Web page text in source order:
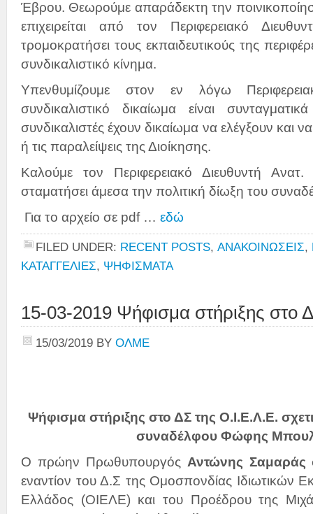
Έβρου. Θεωρούμε απαράδεκτη την
επιχειρείται από τον Περιφερειακό
τρομοκρατήσει τους εκπαιδευτικούς της
συνδικαλιστικό κίνημα.
Υπενθυμίζουμε στον εν λόγω
συνδικαλιστικό δικαίωμα είναι
συνδικαλιστές έχουν δικαίωμα να ελέγξουν και να
ή τις παραλείψεις της Διοίκησης.
Καλούμε τον Περιφερειακό Διευθυντή
σταματήσει άμεσα την πολιτική δίωξη του
Για το αρχείο σε pdf … εδώ
FILED UNDER: RECENT POSTS, ΑΝΑΚΟΙΝΩΣΕΙΣ,
ΚΑΤΑΓΓΕΛΙΕΣ, ΨΗΦΙΣΜΑΤΑ
15-03-2019 Ψήφισμα στήριξης στο
15/03/2019 BY ΟΛΜΕ
Ψήφισμα στήριξης στο ΔΣ της Ο.Ι.Ε.Λ.Ε.
συναδέλφου Φώφης
Ο πρώην Πρωθυπουργός Αντώνης Σαμαράς
εναντίον του Δ.Σ της Ομοσπονδίας Ιδιωτικών
Ελλάδος (ΟΙΕΛΕ) και του Προέδρου της